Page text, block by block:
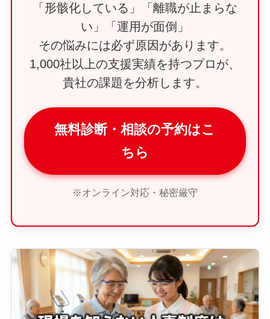
「形骸化している」「離職が止まらな
い」「運用が面倒」
その悩みには必ず原因があります。
1,000社以上の支援実績を持つプロが、
貴社の課題を分析します。
無料診断・相談の予約はこ
ちら
※オンライン対応・秘密厳守